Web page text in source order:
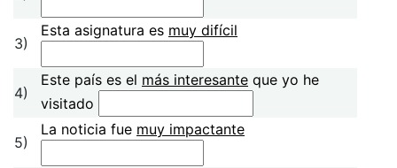
3)
Esta asignatura es muy difícil
4)
Este país es el más interesante que yo he
visitado
5)
La noticia fue muy impactante